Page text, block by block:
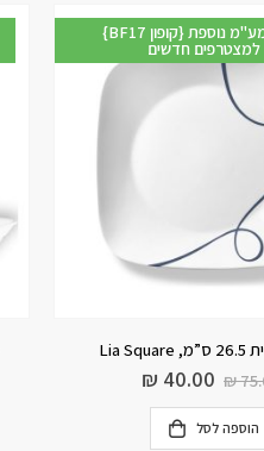
{BF17 קופון} הנחת מע"מ נוספת
למצטרפים חדשים
₪1,044.00
מידע נוסף